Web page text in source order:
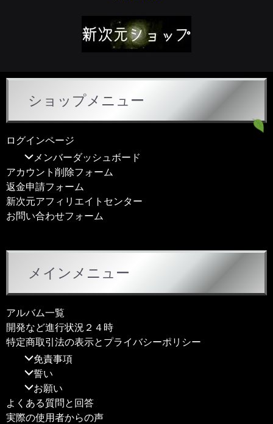
ショップメニュー
ログインページ
メンバーダッシュボード
アカウント削除フォーム
返金申請フォーム
新次元アフィリエイトセンター
お問い合わせフォーム
メインメニュー
アルバム一覧
開発など進行状況２４時
特定商取引法の表示とプライバシーポリシー
免責事項
誓い
お願い
よくある質問と回答
実際の使用者からの声